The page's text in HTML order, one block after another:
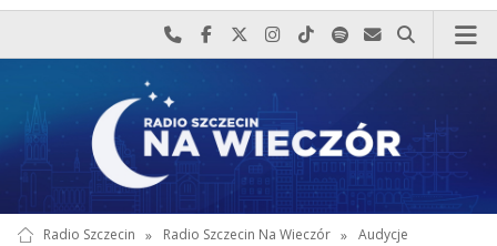
Najlepiej po prostu do nas zadzwoń
Odwiedź nas na Facebook-u
Odwiedź nas na X
Odwiedź nas na Instagram-ie
Odwiedź nas na TikTok-u
Szukaj nas na Spotify
Wyślij do nas
Szukaj
Radio Szczecin » Radio Szczecin Na Wieczór » Audycje